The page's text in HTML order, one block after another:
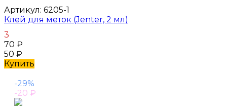
Артикул: 6205-1
Клей для меток (Jenter, 2 мл)
3
70 ₽
50 ₽
Купить
-29%
-20 ₽